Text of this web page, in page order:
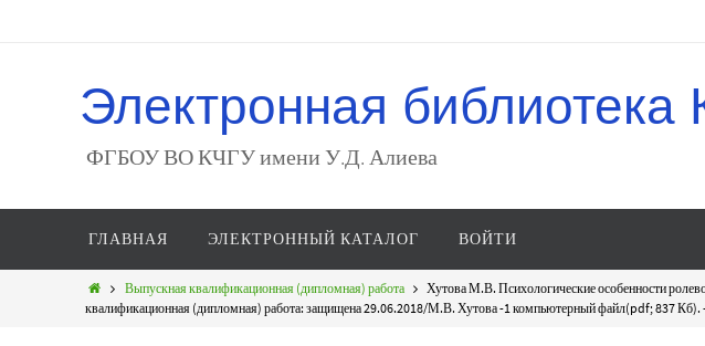
Электронная библиотека
ФГБОУ ВО КЧГУ имени У.Д. Алиева
ГЛАВНАЯ ЭЛЕКТРОННЫЙ КАТАЛОГ ВОЙТИ
Выпускная квалификационная (дипломная) работа
Хутова М.В. Психологические особенности
квалификационная (дипломная) работа: защищена 29.06.2018/М.В. Хутова -1 компьютерный файл(pdf; 837